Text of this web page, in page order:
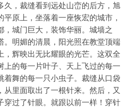
久，裁缝看到远处山峦的后方，旭
平原上，坐落着一座恢宏的城市，
，城门巨大，装饰华丽。城墙之
。明媚的清晨，阳光照在教堂顶端
，辉映出无比耀眼的光芒。这双全
上的每一片叶子、天上飞过的每一
着舞的每一只小虫子。裁缝从口袋
从里面取出了一根针来。然后，又
穿过了针眼。就跟以前一样！穿针